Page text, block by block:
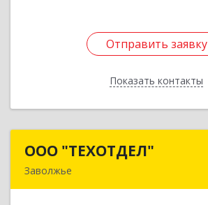
Отправить заявку
Показать контакты
Отправить заявку
Назад
ООО "ТЕХОТДЕЛ"
Заволжье